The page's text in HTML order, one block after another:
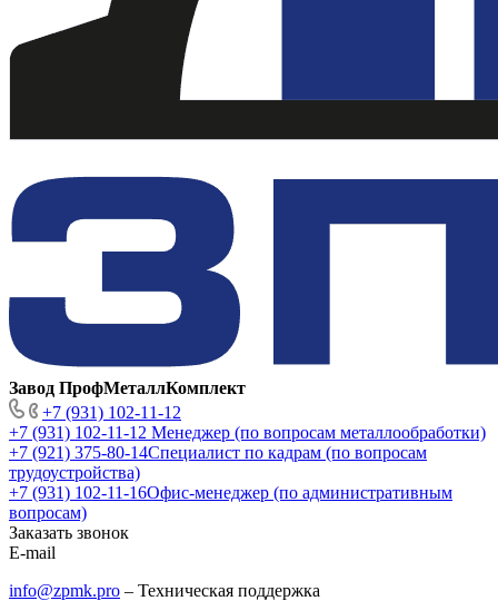
Завод ПрофМеталлКомплект
+7 (931) 102-11-12
+7 (931) 102-11-12 Менеджер (по вопросам металлообработки)
+7 (921) 375-80-14Специалист по кадрам (по вопросам
трудоустройства)
+7 (931) 102-11-16Офис-менеджер (по административным
вопросам)
Заказать звонок
E-mail
info@zpmk.pro – Техническая поддержка